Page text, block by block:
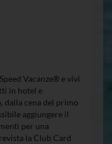
Vacanze® e vivi
in hotel e
dalla cena del primo
aggiungere il
per una
la Club Card